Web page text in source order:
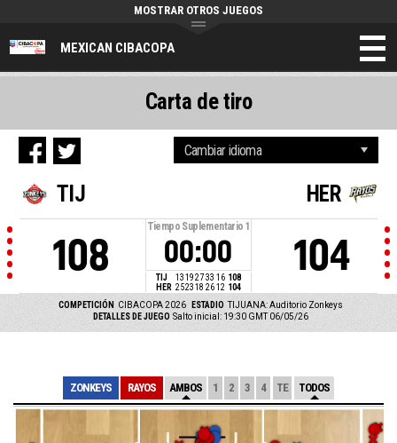
MEXICAN CIBACOPA
MOSTRAR OTROS JUEGOS
TIJ
108
Tiempo Suplementario 1
00:00
TIJ 1319 27 33 16 108
HER 2523 18 26 12 104
HER
104
COMPETICIÓN CIBACOPA 2026 ESTADIO TIJUANA: Auditorio Zonkeys
DETALLES DE JUEGO Salto inicial: 19:30 GMT 06/05/26
Carta de tiro
ZONKEYS RAYOS AMBOS 1 2 3 4 TE TODOS